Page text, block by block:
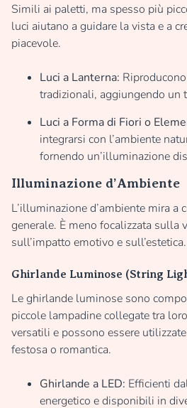
Simili ai paletti, ma spesso più
luci aiutano a guidare la vista e a
piacevole.
Luci a Lanterna:
tradizionali, aggiungendo un
Luci a Forma di Fiori o
integrarsi con l’ambiente
fornendo un’illuminazione
Illuminazione d’Ambiente
L’illuminazione d’ambiente mira a
generale. È meno focalizzata sulla
sull’impatto emotivo e sull’estetica.
Ghirlande Luminose (String
Le ghirlande luminose sono
piccole lampadine collegate tra
versatili e possono essere
festosa o romantica.
Ghirlande a LED: Efficienti
energetico e disponibili in